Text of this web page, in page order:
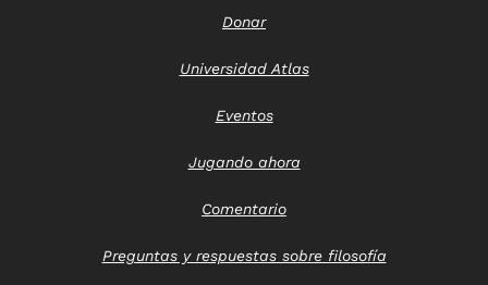
Donar
Universidad Atlas
Eventos
Jugando ahora
Comentario
Preguntas y respuestas sobre filosofía